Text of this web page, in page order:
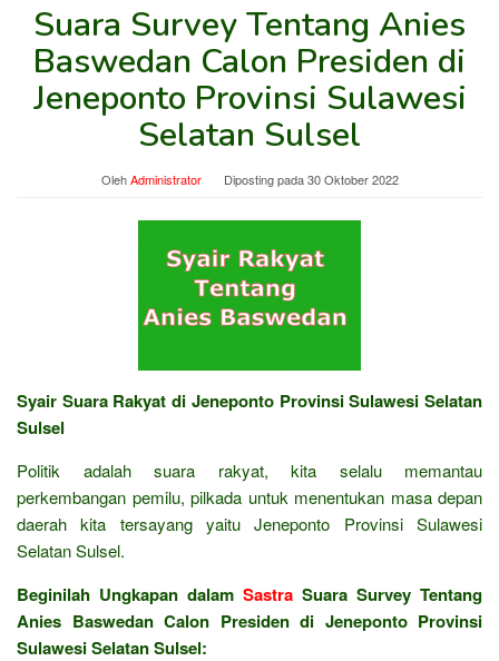
Suara Survey Tentang Anies
Baswedan Calon Presiden di
Jeneponto Provinsi Sulawesi
Selatan Sulsel
OlehAdministrator Diposting pada30 Oktober 2022
Syair Suara Rakyat di Jeneponto Provinsi Sulawesi Selatan
Sulsel
Politik adalah suara rakyat, kita selalu memantau
perkembangan pemilu, pilkada untuk menentukan masa depan
daerah kita tersayang yaitu Jeneponto Provinsi Sulawesi
Selatan Sulsel.
Beginilah Ungkapan dalam Sastra Suara Survey Tentang
Anies Baswedan Calon Presiden di Jeneponto Provinsi
Sulawesi Selatan Sulsel: